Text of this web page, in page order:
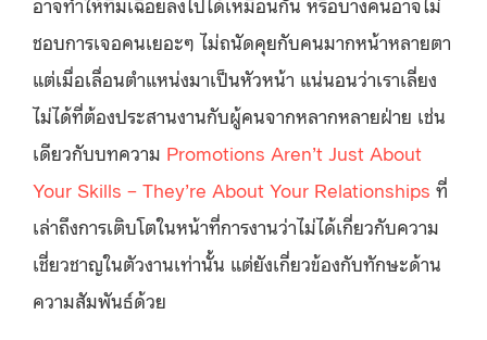
ชอบการเจอคนเยอะๆ ไม่ถนัดคุยกับคนมากหน้าหลายตา
แต่เมื่อเลื่อนตำแหน่งมาเป็นหัวหน้า แน่นอนว่าเราเลี่ยง
ไม่ได้ที่ต้องประสานงานกับผู้คนจากหลากหลายฝ่าย เช่น
เดียวกับบทความ Promotions Aren’t Just About
Your Skills – They’re About Your Relationships ที่
เล่าถึงการเติบโตในหน้าที่การงานว่าไม่ได้เกี่ยวกับความ
เชี่ยวชาญในตัวงานเท่านั้น แต่ยังเกี่ยวข้องกับทักษะด้าน
ความสัมพันธ์ด้วย